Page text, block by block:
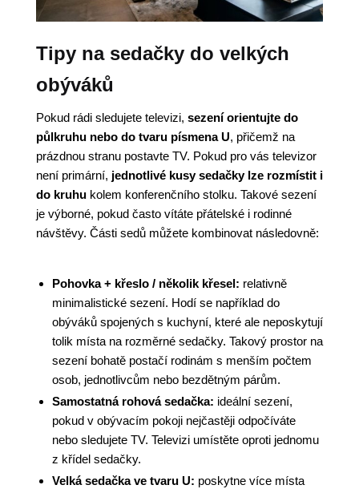
Tipy na sedačky do velkých
obýváků
Pokud rádi sledujete televizi, sezení orientujte do
půlkruhu nebo do tvaru písmena U, přičemž na
prázdnou stranu postavte TV. Pokud pro vás televizor
není primární, jednotlivé kusy sedačky lze rozmístit i
do kruhu kolem konferenčního stolku. Takové sezení
je výborné, pokud často vítáte přátelské i rodinné
návštěvy. Části sedů můžete kombinovat následovně:
Pohovka + křeslo / několik křesel: relativně
minimalistické sezení. Hodí se například do
obýváků spojených s kuchyní, které ale neposkytují
tolik místa na rozměrné sedačky. Takový prostor na
sezení bohatě postačí rodinám s menším počtem
osob, jednotlivcům nebo bezdětným párům.
Samostatná rohová sedačka: ideální sezení,
pokud v obývacím pokoji nejčastěji odpočíváte
nebo sledujete TV. Televizi umístěte oproti jednomu
z křídel sedačky.
Velká sedačka ve tvaru U: poskytne více místa